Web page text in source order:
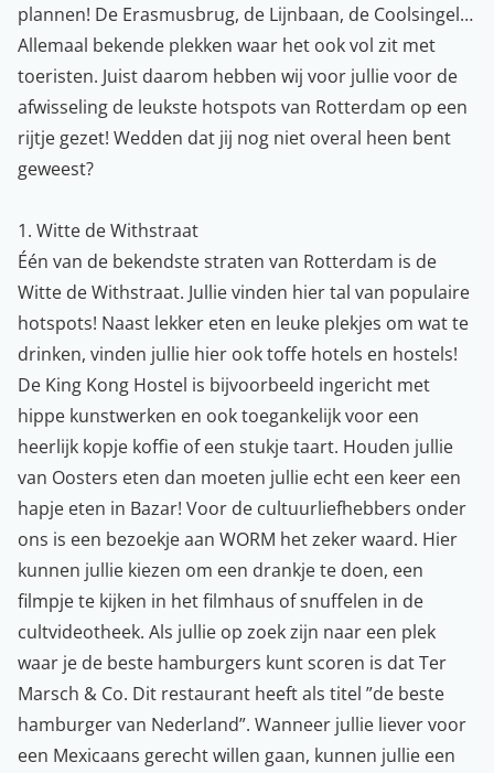
plannen! De Erasmusbrug, de Lijnbaan, de Coolsingel…
Allemaal bekende plekken waar het ook vol zit met
toeristen. Juist daarom hebben wij voor jullie voor de
afwisseling de leukste hotspots van Rotterdam op een
rijtje gezet! Wedden dat jij nog niet overal heen bent
geweest?
1. Witte de Withstraat
Één van de bekendste straten van Rotterdam is de
Witte de Withstraat. Jullie vinden hier tal van populaire
hotspots! Naast lekker eten en leuke plekjes om wat te
drinken, vinden jullie hier ook toffe hotels en hostels!
De King Kong Hostel is bijvoorbeeld ingericht met
hippe kunstwerken en ook toegankelijk voor een
heerlijk kopje koffie of een stukje taart. Houden jullie
van Oosters eten dan moeten jullie echt een keer een
hapje eten in Bazar! Voor de cultuurliefhebbers onder
ons is een bezoekje aan WORM het zeker waard. Hier
kunnen jullie kiezen om een drankje te doen, een
filmpje te kijken in het filmhaus of snuffelen in de
cultvideotheek. Als jullie op zoek zijn naar een plek
waar je de beste hamburgers kunt scoren is dat Ter
Marsch & Co. Dit restaurant heeft als titel ”de beste
hamburger van Nederland”. Wanneer jullie liever voor
een Mexicaans gerecht willen gaan, kunnen jullie een